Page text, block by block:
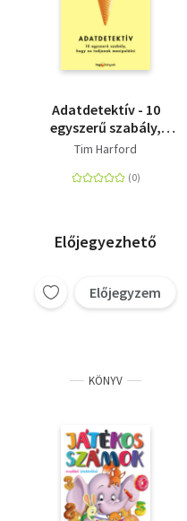
Adatdetektív - 10
egyszerű szabály,
hogy ne tudjanak
Tim Harford
Előjegyezhető
Előjegyzem
KÖNYV